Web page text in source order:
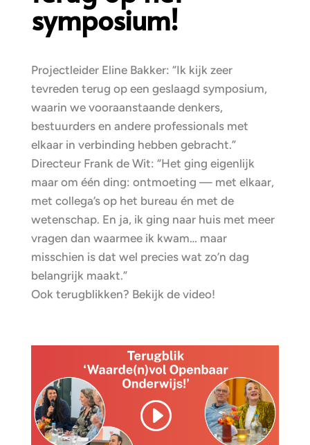
symposium!
Projectleider Eline Bakker: “Ik kijk zeer
tevreden terug op een geslaagd symposium,
waarin we vooraanstaande denkers,
bestuurders en andere professionals met
elkaar in verbinding hebben gebracht.”
Directeur Frank de Wit: “Het ging eigenlijk
maar om één ding: ontmoeting — met elkaar,
met collega’s op het bureau én met de
wetenschap. En ja, ik ging naar huis met meer
vragen dan waarmee ik kwam… maar
misschien is dat wel precies wat zo’n dag
belangrijk maakt.”
Ook terugblikken? Bekijk de video!